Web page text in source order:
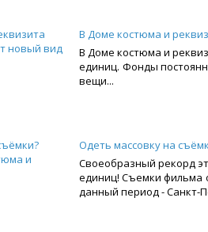
В Доме костюма и
В Доме костюма и
единиц. Фонды
вещи...
Одеть массовку на
Своеобразный рекорд
единиц! Съемки фильма
данный период - Санкт-